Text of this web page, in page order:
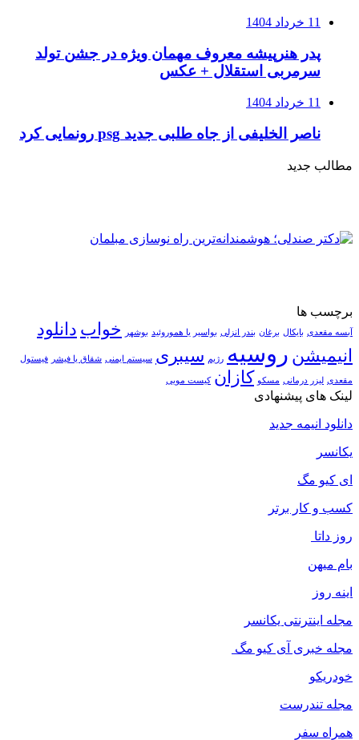
11 خرداد 1404
پدر هنرپیشه معروف مهمان ویژه در جشن تولد
سرمربی استقلال + عکس
11 خرداد 1404
ناصر الخلیفی از جاه طلبی جدید psg رونمایی کرد
مطالب جدید
برچسب ها
آبسه مقعدی بایکال برغان بندر انزلی بواسیر یا هموروئید بوشهر خواب دانلود
انیمیشن روسیه رژیم سیبری سیستم ایمنی شقاق یا فیشر فیستول
مقعدی لیزر درمانی مسکو کازان کیست مویی
لینک های پیشنهادی
دانلود انیمه جدید
یکانسر
ای کیو مگ
کسب و کار برتر
روز داتا
بام میهن
اینه روز
مجله اینترنتی یکانسر
مجله خبری آی کیو مگ
خودریکو
مجله‌ تندرست
همراه سفر